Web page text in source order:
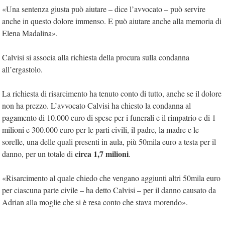
«Una sentenza giusta può aiutare – dice l’avvocato – può servire
anche in questo dolore immenso. E può aiutare anche alla memoria di
Elena Madalina».
Calvisi si associa alla richiesta della procura sulla condanna
all’ergastolo.
La richiesta di risarcimento ha tenuto conto di tutto, anche se il dolore
non ha prezzo. L’avvocato Calvisi ha chiesto la condanna al
pagamento di 10.000 euro di spese per i funerali e il rimpatrio e di 1
milioni e 300.000 euro per le parti civili, il padre, la madre e le
sorelle, una delle quali presenti in aula, più 50mila euro a testa per il
danno, per un totale di circa 1,7 milioni.
«Risarcimento al quale chiedo che vengano aggiunti altri 50mila euro
per ciascuna parte civile – ha detto Calvisi – per il danno causato da
Adrian alla moglie che si è resa conto che stava morendo».